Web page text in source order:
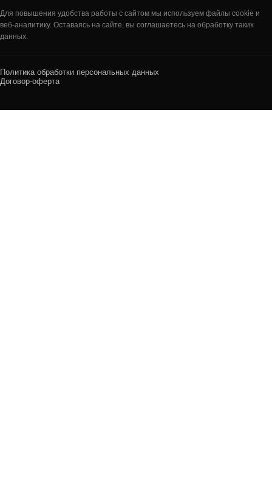
Для повышения удобства работы с сайтом мы используем файлы cookie и
веб-аналитику. Оставаясь на сайте, вы соглашаетесь на обработку таких
данных.
Политика обработки персональных данных
Договор-оферта